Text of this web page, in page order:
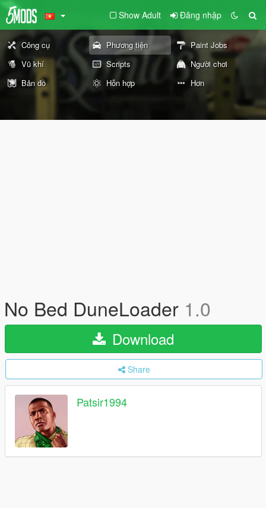
Show Adult Đăng nhập
Công cụ Phương tiện
Paint Jobs
Vũ khí
Scripts
Người chơi
Bản đồ
Hỗn hợp Hơn
No Bed DuneLoader 1.0
Download
Share
Patsir1994